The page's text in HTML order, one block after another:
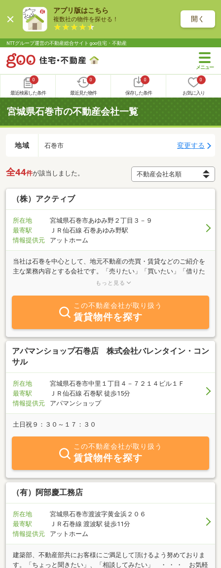
アプリ版はこちら
複数社の物件を探せる！ 開く
NTTグループ運営の不動産総合サイト goo住宅・不動産
0
最近検索した条件
0
最近見た物件
0
保存した条件
0
お気に入り
宮城県石巻市の不動産会社一覧
地域 石巻市 変更する
全44件が該当しました。
（株）アクティブ
所在地
宮城県石巻市あゆみ野２丁目３－９
最寄駅
ＪＲ仙石線 石巻あゆみ野駅
情報提供元
アットホーム
当社は石巻を中心として、地元不動産の売買・賃貸などのご紹介を
主な業務内容とする会社です。「売りたい」「買いたい」「借りた
い」をご希望の方は、不動産に関する質問は何でもお気軽にご相談
おります。少しでもお客様の為にと日々営業しております。不動産
の事ならぜひ、当社へご連絡下さい。
もっと見る
この不動産会社が取り扱う
賃貸物件を探す
アパマンショップ石巻店 株式会社バレンタイン・コン
サル
所在地
宮城県石巻市中里１丁目４－７２１４ビル１Ｆ
最寄駅
ＪＲ仙石線 石巻駅 徒歩15分
情報提供元
アパマンショップ
土日祝９：３０～１７：３０
この不動産会社が取り扱う
賃貸物件を探す
（有）阿部慶工務店
所在地
宮城県石巻市渡波字黄金浜２０６
最寄駅
ＪＲ石巻線 渡波駅 徒歩11分
情報提供元
アットホーム
建築部、不動産部共にお客様にご満足して頂けるよう努めておりま
す。「ちょっと聞きたい」、「相談してみたい」 ・ ・ ・ お気軽